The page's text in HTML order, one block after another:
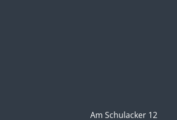
Am Schulacker 12